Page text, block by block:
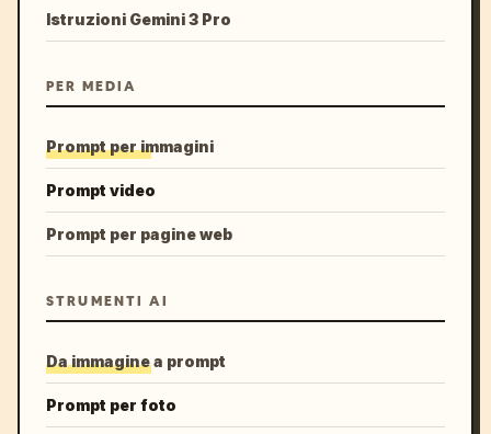
Istruzioni Gemini 3 Pro
PER MEDIA
Prompt per immagini
Prompt video
Prompt per pagine web
STRUMENTI AI
Da immagine a prompt
Prompt per foto